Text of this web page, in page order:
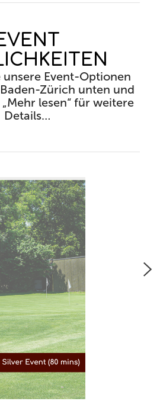
unsere Event-Optionen
Zürich unten und
lesen“ für weitere
Details…